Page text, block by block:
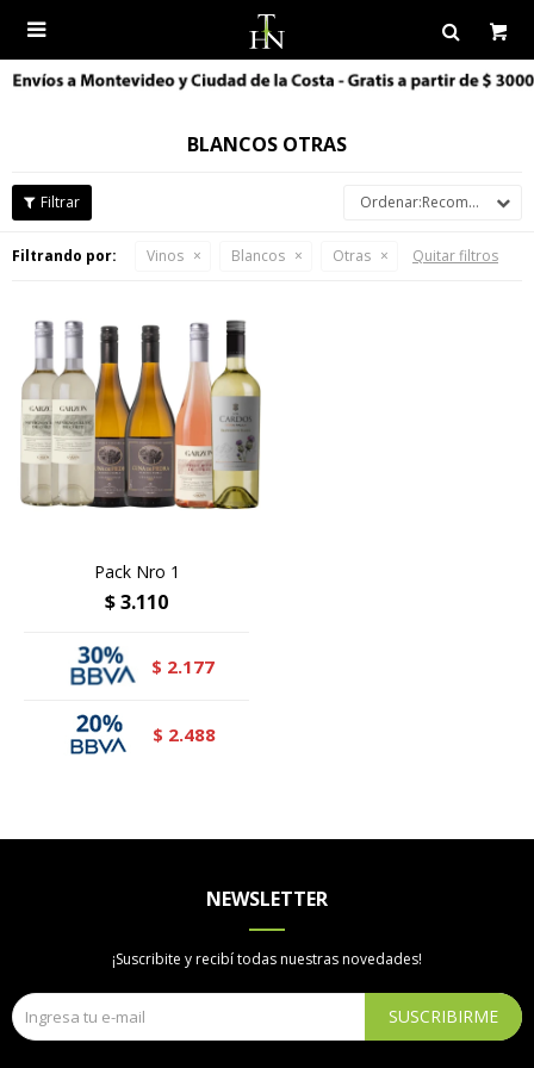

BLANCOS OTRAS
Recomendados
Filtrando por: Vinos Blancos Otras Quitar filtros
Pack Nro 1
$3.110
$ 2.177
$ 2.488
NEWSLETTER
¡Suscribite y recibí todas nuestras novedades!
SUSCRIBIRME